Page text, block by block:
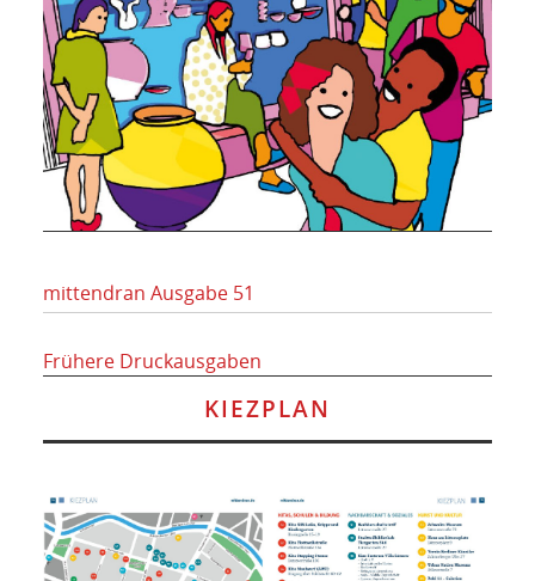
mittendran Ausgabe 51
Frühere Druckausgaben
KIEZPLAN